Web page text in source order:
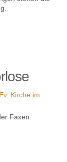
Kirche im
Faxen.